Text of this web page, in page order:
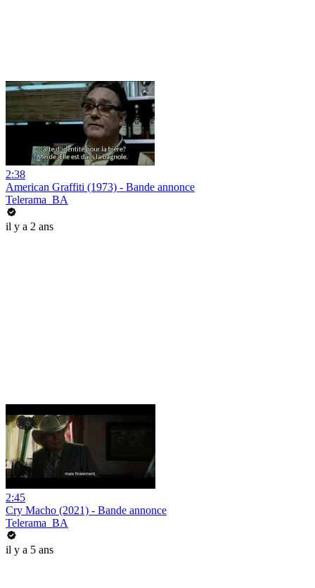
2:38
American Graffiti (1973) - Bande annonce
Telerama_BA
il y a 2 ans
2:45
Cry Macho (2021) - Bande annonce
Telerama_BA
il y a 5 ans